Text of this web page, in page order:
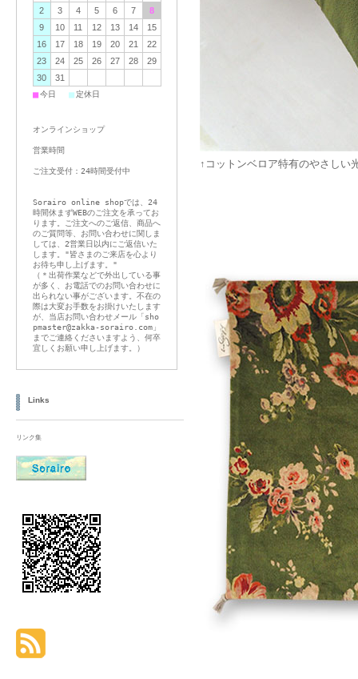
↑コットンベロア特有のやさしい
2
3 4 5 6 7
8
9
10 11 12 13 14
15
16
17 18 19 20 21
22
23
24 25 26 27 28
29
30
31
■今日 ■定休日
オンラインショップ
営業時間
ご注文受付：24時間受付中
Sorairo online shopでは、24
時間休まずWEBのご注文を承ってお
ります。ご注文へのご返信、商品へ
のご質問等、お問い合わせに関しま
しては、2営業日以内にご返信いた
します。"皆さまのご来店を心より
お待ち申し上げます。"
（＊出荷作業などで外出している事
が多く、お電話でのお問い合わせに
出られない事がございます。不在の
際は大変お手数をお掛けいたします
が、当店お問い合わせメール「sho
pmaster@zakka-sorairo.com」
までご連絡くださいますよう、何卒
宜しくお願い申し上げます。）
Links
リンク集